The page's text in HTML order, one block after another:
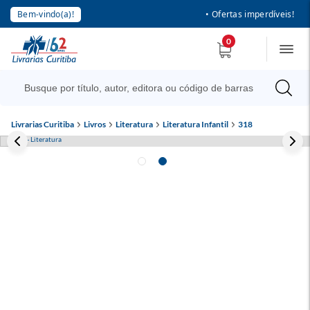
Bem-vindo(a)! • Ofertas imperdíveis!
0
Livrarias Curitiba Livros Literatura Literatura Infantil 318